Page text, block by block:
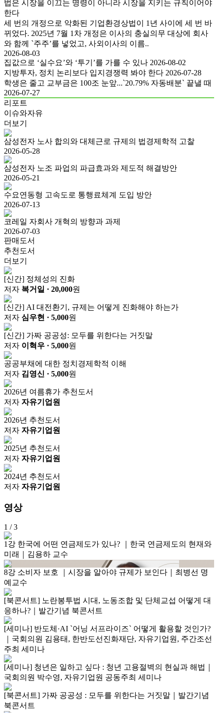
법은 시장을 이끄는 명령이 아니라 시장을 지키는 규칙이어야
한다
세 번의 개정으로 악화된 기업환경상법이 1년 사이에 세 번 바
뀌었다. 2025년 7월 1차 개정은 이사의 충실의무 대상에 회사
와 함께 `주주’를 넣었고, 사외이사의 이름..
2026-08-03
집값으로 ‘실수요’와 ‘투기’를 가를 수 있나 2026-08-02
지방투자, 정치 논리보다 입지경쟁력 봐야 한다 2026-07-28
학생은 줄고 교부금은 100조 눈앞...`20.79% 자동배분` 끝낼 때
2026-07-27
리포트
이슈와자유
더보기
삼성전자 노사 합의와 대체근로 규제의 법경제학적 고찰
2026-05-28
삼성전자 노조 파업의 파급효과와 제도적 해결방안
2026-05-21
수요연동형 고속도로 통행료체계 도입 방안
2026-07-13
코레일 자회사 개혁의 방향과 과제
2026-07-03
판매도서
추천도서
더보기
[신간] 정체성의 진화
저자 복거일 · 20,000원
[신간] AI 대전환기, 규제는 어떻게 진화해야 하는가
저자 심우현 · 5,000원
[신간] 가짜 공공성: 모두를 위한다는 거짓말
저자 이혁우 · 5,000원
공공부채에 대한 정치경제학적 이해
저자 김영신 · 5,000원
2026년 여름휴가 추천도서
저자 자유기업원
2026년 추천도서
저자 자유기업원
2025년 추천도서
저자 자유기업원
2024년 추천도서
저자 자유기업원
영상
1 / 3
1강 한국에 어떤 연금제도가 있나? ｜한국 연금제도의 현재와
미래｜김용하 교수
8강 소비자 보호 ｜시장을 알아야 규제가 보인다｜최병선 명
예교수
[북콘서트] 노란봉투법 시대, 노동조합 및 단체교섭 어떻게 대
응하나?｜발간기념 북콘서트
[세미나] 반도체·AI `어닝 서프라이즈` 어떻게 활용할 것인가?
｜국회의원 김용태, 한반도선진화재단, 자유기업원, 주간조선
주최 세미나
[세미나] 청년은 일하고 싶다 : 청년 고용절벽의 현실과 해법｜
국회의원 박수영, 자유기업원 공동주최 세미나
[북콘서트] 가짜 공공성 : 모두를 위한다는 거짓말｜발간기념
북콘서트